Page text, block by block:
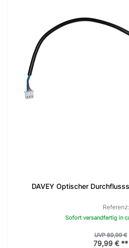
DAVEY Optischer
Sofort versandfertig in
UVP 89,99 €
79,99 € **